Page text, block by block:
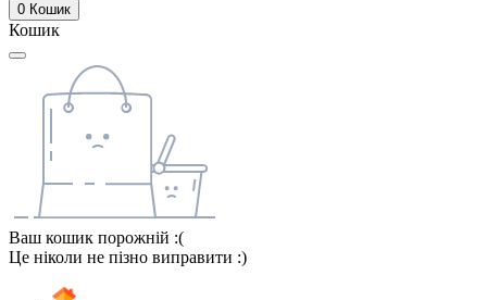
0 Кошик
Кошик
Ваш кошик порожній :(
Це ніколи не пізно виправити :)